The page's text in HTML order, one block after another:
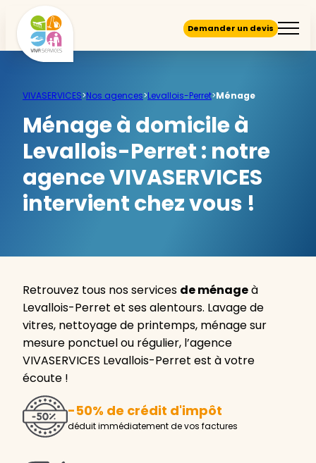
Demander un devis
VIVASERVICES>Nos agences>Levallois-Perret>Ménage
Ménage à domicile à
Levallois-Perret : notre
agence VIVASERVICES
intervient chez vous !
Retrouvez tous nos services de ménageà
Levallois-Perret et ses alentours. Lavage de
vitres, nettoyage de printemps, ménage sur
mesure ponctuel ou régulier, l’agence
VIVASERVICES Levallois-Perret est à votre
écoute !
-50% de crédit d'impôt
déduit immédiatement de vos factures